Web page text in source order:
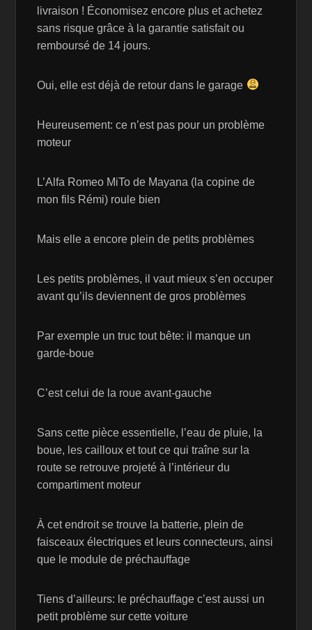
livraison ! Économisez encore plus et achetez
sans risque grâce à la garantie satisfait ou
remboursé de 14 jours.
Oui, elle est déjà de retour dans le garage
Heureusement: ce n’est pas pour un problème
moteur
L’Alfa Romeo MiTo de Mayana (la copine de
mon fils Rémi) roule bien
Mais elle a encore plein de petits problèmes
Les petits problèmes, il vaut mieux s’en occuper
avant qu’ils deviennent de gros problèmes
Par exemple un truc tout bête: il manque un
garde-boue
C’est celui de la roue avant-gauche
Sans cette pièce essentielle, l’eau de pluie, la
boue, les cailloux et tout ce qui traîne sur la
route se retrouve projeté à l’intérieur du
compartiment moteur
À cet endroit se trouve la batterie, plein de
faisceaux électriques et leurs connecteurs, ainsi
que le module de préchauffage
Tiens d’ailleurs: le préchauffage c’est aussi un
petit problème sur cette voiture